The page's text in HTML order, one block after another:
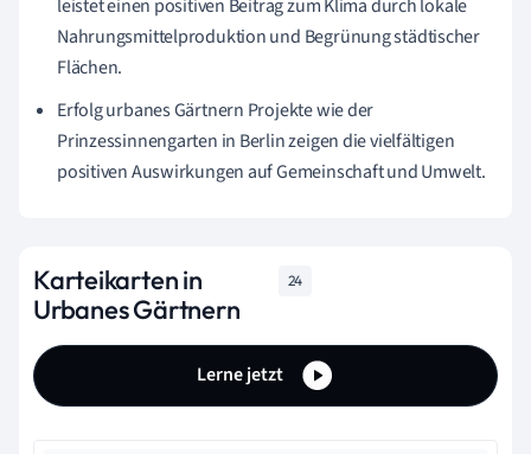
leistet einen positiven Beitrag zum Klima durch lokale
Nahrungsmittelproduktion und Begrünung städtischer
Flächen.
Erfolg urbanes Gärtnern Projekte wie der
Prinzessinnengarten in Berlin zeigen die vielfältigen
positiven Auswirkungen auf Gemeinschaft und Umwelt.
Karteikarten in
Urbanes Gärtnern
24
Lerne jetzt